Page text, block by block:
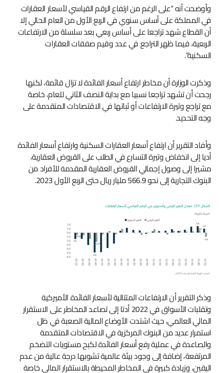
وأوضحت أنه “على الرغم من ارتفاع الرقم القياسي لأسعار العقارات
في المملكة على أساس سنوي في الربع الأول من العام الحالي إلا
أن القطاع شهد تراجعا على أساس ربعي بعد سلسلة من الارتفاعات
الربعية، فيما ظهر التراجع في عدد وقيم صفقات العقارات
السكنية”.
وذكرت الوزارة أن مخاطر ارتفاع أسعار الفائدة لا تزال قائمة، لكنها
رجحت أن تشهد تراجعا نسبيا مع بداية النصف الثاني للعام، خاصة
مع تراجع وتيرة الارتفاعات أو ثباتها في الاقتصادات المتقدمة على
وجه التحديد.
وأفاد التقرير أن ارتفاع أسعار العقارات السكنية وارتفاع أسعار الفائدة
أديا إلى انخفاض وتيرة التسارع في الطلب على القروض العقارية،
مشيرا إلى وصول إجمالي القروض العقارية المقدمة للأفراد من
البنوك التجارية إلى نحو 566.9 مليار ريال حتى الربع الأول 2023.
وذكر التقرير أن الارتفاعات المتتالية لأسعار الفائدة الأميركية
وتقلبات الأسواق في 2022 أدتا إلى تصاعد المخاطر على الاستقرار
المالي العالمي، حيث اشتدت الأوضاع المالية الصعبة في ظل
استمرار عديد من البنوك المركزية في الاقتصادات المتقدمة
والصاعدة في عملية رفع أسعار الفائدة لكبح مستويات التضخم
المرتفعة، إضافة إلى وجود بيئة عالمية تشوبها درجة عالية من عدم
اليقين، وزيادة كبيرة في المخاطر المحيطة بالاستقرار المالي خاصة